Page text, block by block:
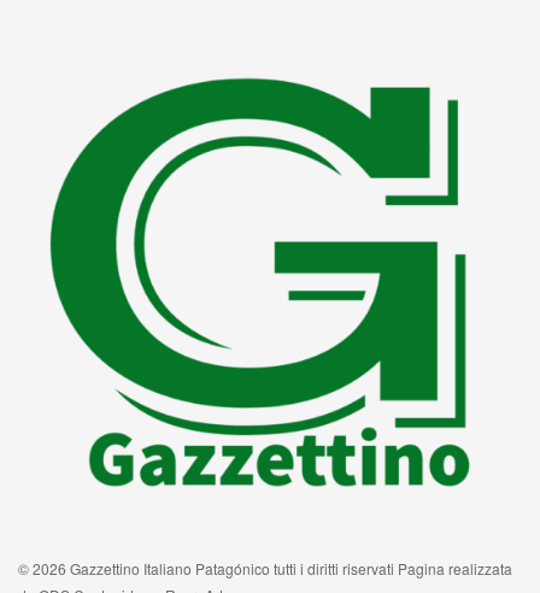
© 2026 Gazzettino Italiano Patagónico tutti i diritti riservati Pagina realizzata